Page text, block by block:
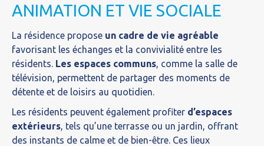
ANIMATION ET VIE SOCIALE
La résidence propose un cadre de vie agréable
favorisant les échanges et la convivialité entre les
résidents. Les espaces communs, comme la salle de
télévision, permettent de partager des moments de
détente et de loisirs au quotidien.
Les résidents peuvent également profiter d’espaces
extérieurs, tels qu’une terrasse ou un jardin, offrant
des instants de calme et de bien-être. Ces lieux